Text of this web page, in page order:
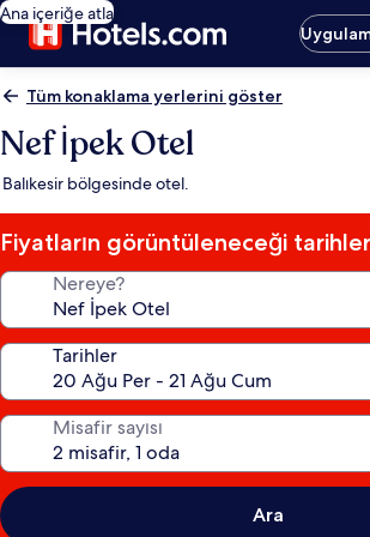
Ana içeriğe atla
Tüm konaklama yerlerini göster
Nef İpek Otel
Balıkesir bölgesinde otel.
Fiyatların görüntüleneceği
Nereye?
Tarihler
Misafir sayısı
Ara